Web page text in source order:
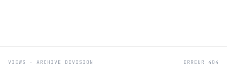
VIEWS - ARCHIVE DIVISION ERREUR 404